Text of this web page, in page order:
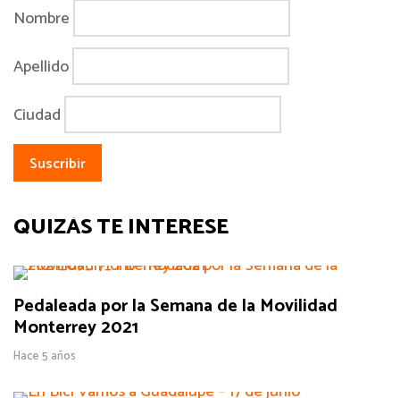
Nombre
Apellido
Ciudad
QUIZÁS TE INTERESE
Pedaleada por la Semana de la Movilidad
Monterrey 2021
Hace 5 años